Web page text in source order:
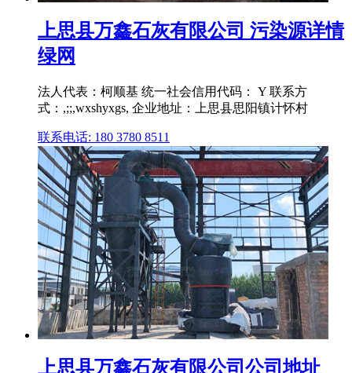
上思县万鑫石灰有限公司 污染源详情
绿网
法人代表：柯顺基 统一社会信用代码： Y 联系方
式：,;;,wxshyxgs, 企业地址：上思县思阳镇计怀村
联系电话: 180 3780 8511
上思县万鑫石灰有限公司公司地址